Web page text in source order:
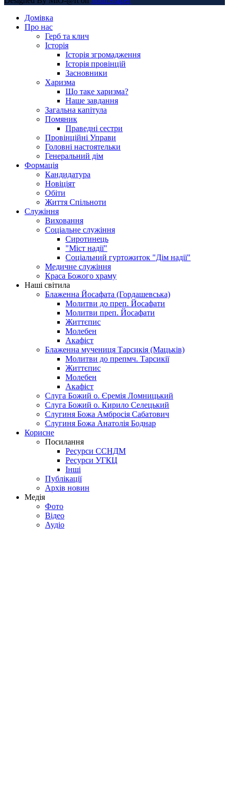
Домівка
Про нас
Герб та клич
Історія
Історія згромадження
Історія провінцій
Засновники
Харизма
Що таке харизма?
Наше завдання
Загальна капітула
Помяник
Праведні сестри
Провінційні Управи
Головні настоятельки
Генеральний дім
Формація
Кандидатура
Новіціят
Обіти
Життя Спільноти
Служіння
Виховання
Соціальне служіння
Сиротинець
"Міст надії"
Соціальний гуртожиток "Дім надії"
Медичне служіння
Краса Божого храму
Наші світила
Блаженна Йосафата (Гордашевська)
Молитви до преп. Йосафати
Молитви преп. Йосафати
Життєпис
Молебен
Акафіст
Блаженна мучениця Тарсикія (Мацьків)
Молитви до препмч. Тарсикії
Життєпис
Молебен
Акафіст
Слуга Божий о. Єремія Ломницький
Слуга Божий о. Кирило Селецький
Слугиня Божа Амбросія Сабатович
Слугиня Божа Анатолія Боднар
Корисне
Посилання
Ресурси ССНДМ
Ресурси УГКЦ
Інші
Публікації
Архів новин
Медія
Фото
Відео
Аудіо